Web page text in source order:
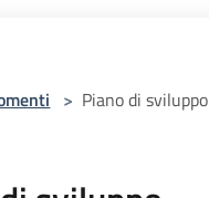
> Piano di sviluppo